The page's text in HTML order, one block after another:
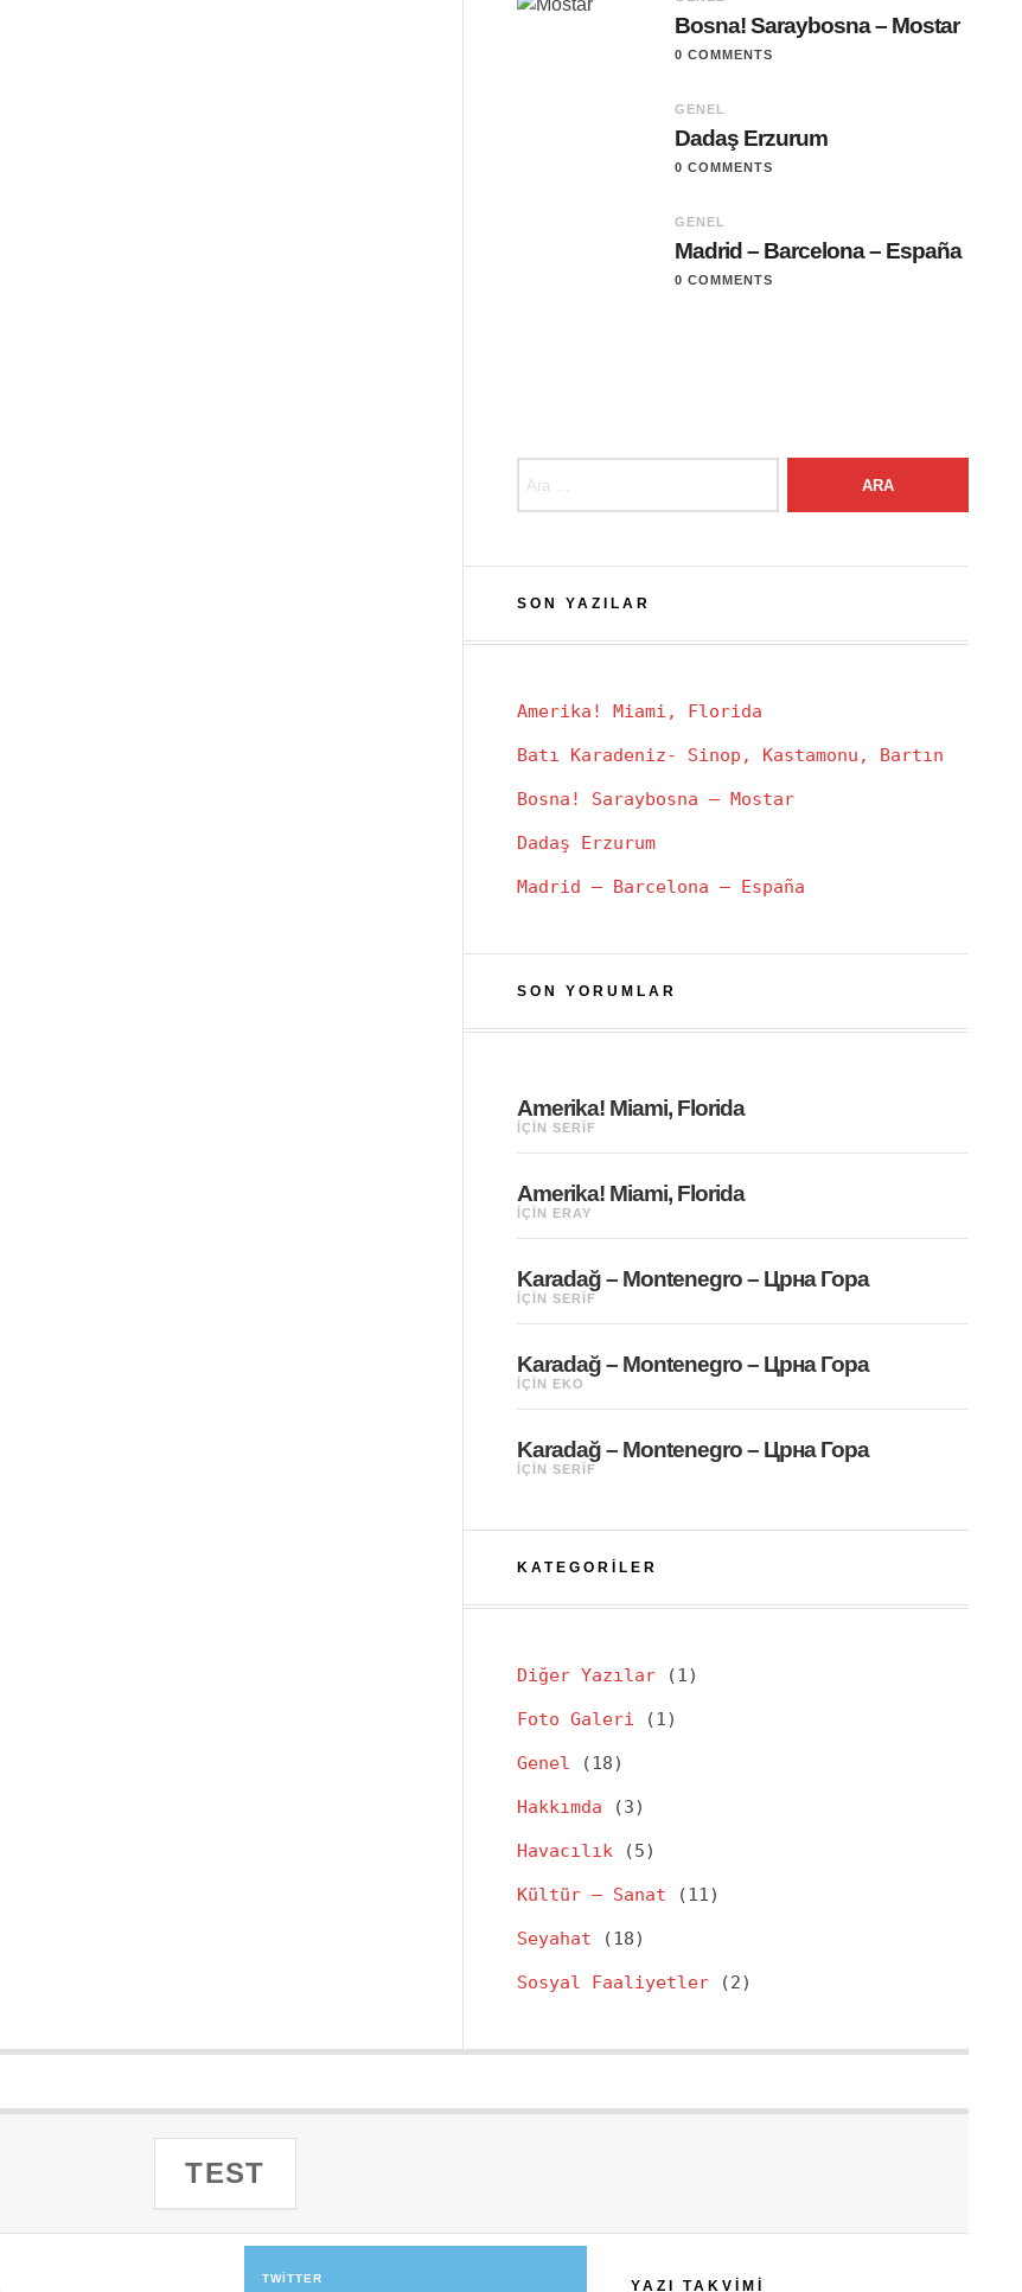
Bosna! Saraybosna – Mostar
0 COMMENTS
GENEL
Dadaş Erzurum
0 COMMENTS
GENEL
Madrid – Barcelona – España
0 COMMENTS
SON YAZILAR
Amerika! Miami, Florida
Batı Karadeniz- Sinop, Kastamonu, Bartın
Bosna! Saraybosna – Mostar
Dadaş Erzurum
Madrid – Barcelona – España
SON YORUMLAR
Amerika! Miami, Florida
IÇIN SERIF
Amerika! Miami, Florida
IÇIN ERAY
Karadağ – Montenegro – Црна Гора
IÇIN SERIF
Karadağ – Montenegro – Црна Гора
IÇIN EKO
Karadağ – Montenegro – Црна Гора
IÇIN SERIF
KATEGORILER
Diğer Yazılar(1)
Foto Galeri (1)
Genel (18)
Hakkımda (3)
Havacılık(5)
Kültür – Sanat (11)
Seyahat (18)
Sosyal Faaliyetler(2)
TEST
TWITTER YAZI TAKVIMI